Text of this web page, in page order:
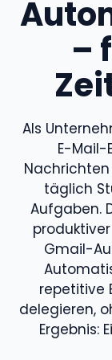
–
Als
E-Mail-
täglich
Aufgaben.
Gmail-
repetitive
delegieren,
Ergebnis: